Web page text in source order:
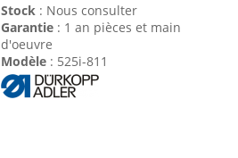
Stock : Nous consulter
Garantie : 1 an pièces et main
d'oeuvre
Modèle : 525i-811